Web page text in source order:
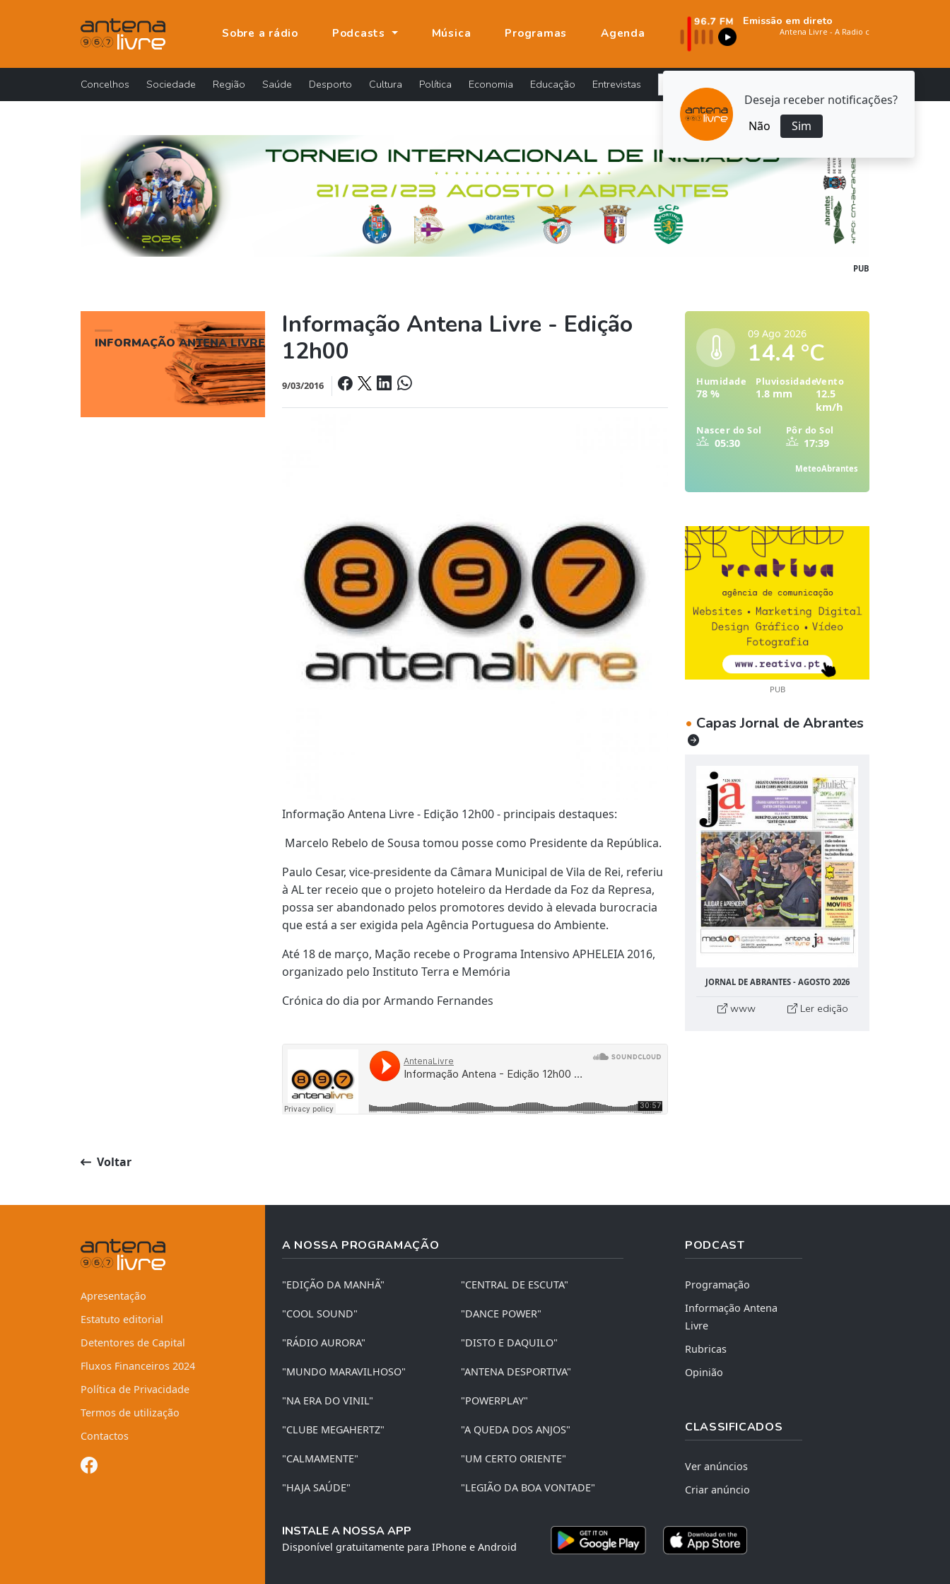
Deseja receber notificações?
Não
Sim
Sobre a rádio Podcasts Música Programas Agenda
Emissão em direto
Concelhos Sociedade Região Saúde Desporto Cultura Política Economia Educação Entrevistas
PUB
INFORMAÇÃO ANTENA LIVRE
Informação Antena Livre - Edição
12h00
9/03/2016
Informação Antena Livre - Edição 12h00 - principais destaques:
Marcelo Rebelo de Sousa tomou posse como Presidente da República.
Paulo Cesar, vice-presidente da Câmara Municipal de Vila de Rei, referiu
à AL ter receio que o projeto hoteleiro da Herdade da Foz da Represa,
possa ser abandonado pelos promotores devido à elevada burocracia
que está a ser exigida pela Agência Portuguesa do Ambiente.
Até 18 de março, Mação recebe o Programa Intensivo APHELEIA 2016,
organizado pelo Instituto Terra e Memória
Crónica do dia por Armando Fernandes
Voltar
09 Ago 2026
14.4 °C
Humidade
78 %
Pluviosidade
1.8 mm
Vento
12.5
km/h
Nascer do Sol
05:30
Pôr do Sol
17:39
MeteoAbrantes
PUB
• Capas Jornal de Abrantes
JORNAL DE ABRANTES - AGOSTO 2026
www Ler edição
Apresentação
Estatuto editorial
Detentores de Capital
Fluxos Financeiros 2024
Política de Privacidade
Termos de utilização
Contactos
A NOSSA PROGRAMAÇÃO
"EDIÇÃO DA MANHÃ" "CENTRAL DE ESCUTA"
"COOL SOUND" "DANCE POWER"
"RÁDIO AURORA" "DISTO E DAQUILO"
"MUNDO MARAVILHOSO" "ANTENA DESPORTIVA"
"NA ERA DO VINIL" "POWERPLAY"
"CLUBE MEGAHERTZ" "A QUEDA DOS ANJOS"
"CALMAMENTE" "UM CERTO ORIENTE"
"HAJA SAÚDE" "LEGIÃO DA BOA VONTADE"
PODCAST
Programação
Informação Antena
Livre
Rubricas
Opinião
CLASSIFICADOS
Ver anúncios
Criar anúncio
INSTALE A NOSSA APP
Disponível gratuitamente para IPhone e Android